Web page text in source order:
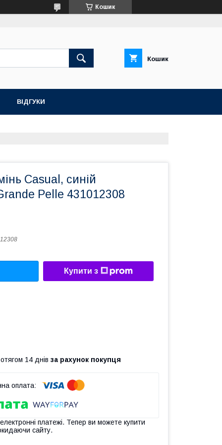
Кошик
Кошик
ВІДГУКИ
Casual, синій
Pelle 431012308
Купити з
14 днів за рахунок покупця
платежі. Тепер ви можете купити
сайту.